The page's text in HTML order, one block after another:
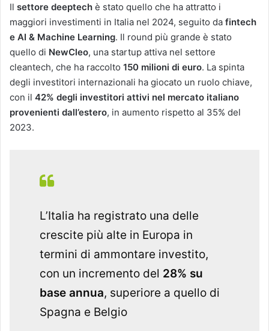
Il settore deeptech è stato quello che ha attratto i
maggiori investimenti in Italia nel 2024, seguito da fintech
e AI & Machine Learning. Il round più grande è stato
quello di NewCleo, una startup attiva nel settore
cleantech, che ha raccolto 150 milioni di euro​. La spinta
degli investitori internazionali ha giocato un ruolo chiave,
con il 42% degli investitori attivi nel mercato italiano
provenienti dall’estero, in aumento rispetto al 35% del
2023​.
L’Italia ha registrato una delle
crescite più alte in Europa in
termini di ammontare investito,
con un incremento del 28% su
base annua, superiore a quello di
Spagna e Belgio​